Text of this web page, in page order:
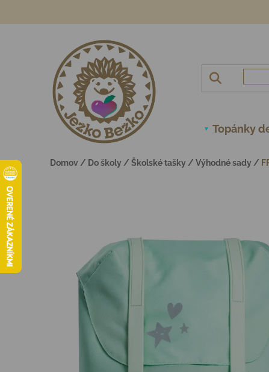
Topánky
Domov / Do školy / Školské tašky / Výhodné sady /